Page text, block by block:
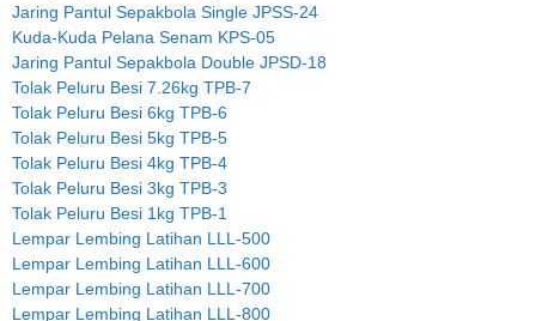
Jaring Pantul Sepakbola Single JPSS-24
Kuda-Kuda Pelana Senam KPS-05
Jaring Pantul Sepakbola Double JPSD-18
Tolak Peluru Besi 7.26kg TPB-7
Tolak Peluru Besi 6kg TPB-6
Tolak Peluru Besi 5kg TPB-5
Tolak Peluru Besi 4kg TPB-4
Tolak Peluru Besi 3kg TPB-3
Tolak Peluru Besi 1kg TPB-1
Lempar Lembing Latihan LLL-500
Lempar Lembing Latihan LLL-600
Lempar Lembing Latihan LLL-700
Lempar Lembing Latihan LLL-800